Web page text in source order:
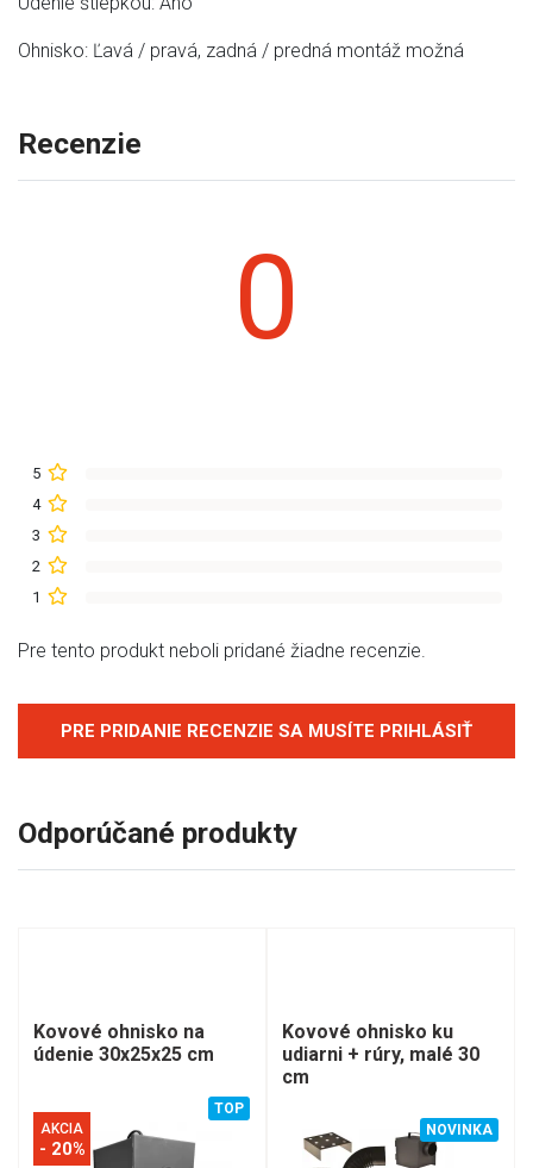
Ohnisko: Ľavá / pravá, zadná / predná montáž možná
Recenzie
0
5
4
3
2
1
Pre tento produkt neboli pridané žiadne recenzie.
PRE PRIDANIE RECENZIE SA MUSÍTE PRIHLÁSIŤ
Odporúčané produkty
Kovové ohnisko na
údenie 30x25x25 cm
AKCIA
- 20%
TOP
Kovové ohnisko ku
udiarni + rúry, malé 30
cm
NOVINKA